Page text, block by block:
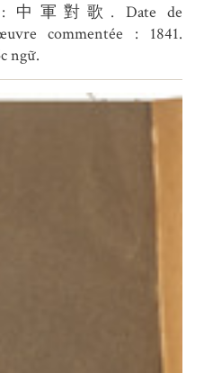
: 中軍對歌. Date de
commentée : 1841.
ngữ.